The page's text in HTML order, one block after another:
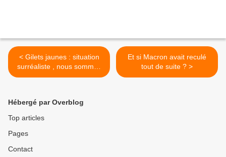
< Gilets jaunes : situation
surréaliste , nous sommes
la honte du monde
Et si Macron avait reculé
tout de suite ? >
Hébergé par Overblog
Top articles
Pages
Contact